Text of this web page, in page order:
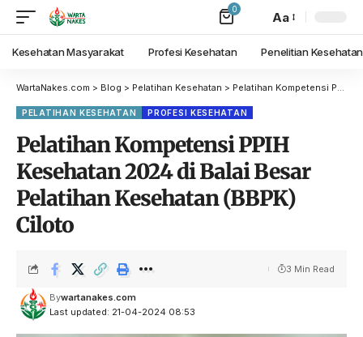
0
Aa
Kesehatan Masyarakat Profesi Kesehatan Penelitian Kesehatan
WartaNakes.com > Blog > Pelatihan Kesehatan > Pelatihan Kompetensi PPIH Kesehatan 2024 di Balai Besar Pelatihan Kesehatan (BBPK) Ciloto
PELATIHAN KESEHATAN PROFESI KESEHATAN
Pelatihan Kompetensi PPIH
Kesehatan 2024 di Balai Besar
Pelatihan Kesehatan (BBPK)
Ciloto
Last updated: 21-04-2024 08:53
Bywartanakes.com
3 Min Read